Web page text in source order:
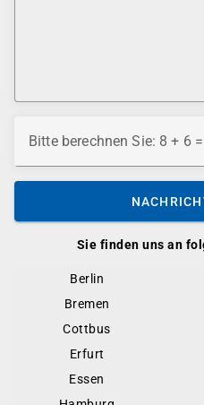
Sie finden uns an
Berlin
Bremen
Cottbus
Erfurt
Essen
Bitte berechnen Sie: 8 + 6